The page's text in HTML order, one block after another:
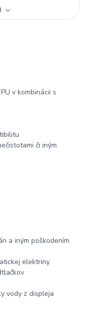
v kombinácii s
či iným
a iným poškodením
elektriny
vody z displeja